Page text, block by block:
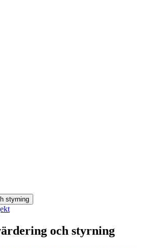
styrning
och styrning